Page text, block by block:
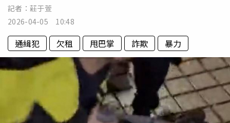
記者： 莊于萱
2026-04-05 10:48
通緝犯 欠租 甩巴掌 詐欺 暴力